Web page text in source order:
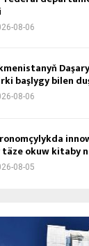
08-06
başlygy bilen
08-06
okuw kitaby
08-05